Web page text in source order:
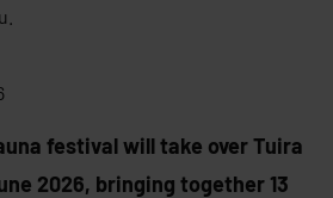
festival will take over Tuira
2026, bringing together 13